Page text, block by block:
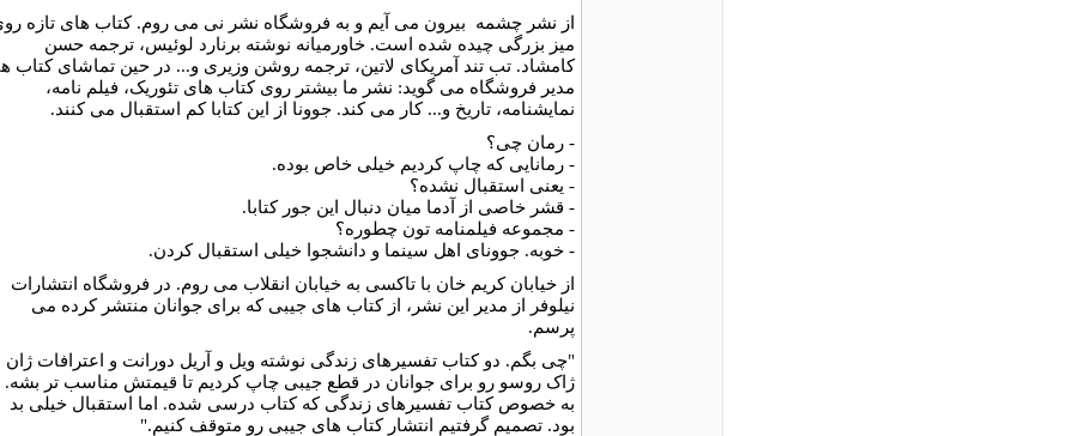
از نشر چشمه بیرون می آیم و به فروشگاه نشر نی می روم. کتاب های تازه
میز بزرگی چیده شده است. خاورمیانه نوشته برنارد لوئیس، ترجمه حسن
کامشاد. تب تند آمریکای لاتین، ترجمه روشن وزیری و... در حین تماشای کتاب
مدیر فروشگاه می گوید: نشر ما بیشتر روی کتاب های تئوریک، فیلم نامه،
نمایشنامه، تاریخ و... کار می کند. جوونا از این کتابا کم استقبال می کنند.
- رمان چی؟
- رمانایی که چاپ کردیم خیلی خاص بوده.
- یعنی استقبال نشده؟
- قشر خاصی از آدما میان دنبال این جور کتابا.
- مجموعه فیلمنامه تون چطوره؟
- خوبه. جوونای اهل سینما و دانشجوا خیلی استقبال کردن.
از خیابان کریم خان با تاکسی به خیابان انقلاب می روم. در فروشگاه انتشارات
نیلوفر از مدیر این نشر، از کتاب های جیبی که برای جوانان منتشر کرده می
پرسم.
"چی بگم. دو کتاب تفسیرهای زندگی نوشته ویل و آریل دورانت و اعترافات ژان
ژاک روسو رو برای جوانان در قطع جیبی چاپ کردیم تا قیمتش مناسب تر بشه.
به خصوص کتاب تفسیرهای زندگی که کتاب درسی شده. اما استقبال خیلی بد
بود. تصمیم گرفتیم انتشار کتاب های جیبی رو متوقف کنیم."